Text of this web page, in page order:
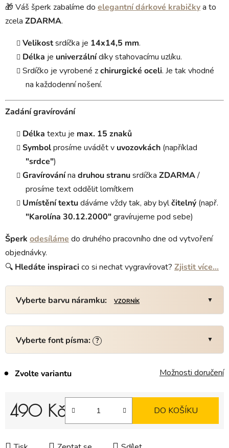
🎁 Váš šperk zabalíme do elegantní dárkové krabičkya to
zcela ZDARMA.
Velikostsrdíčka je 14x14,5 mm.
Délka je univerzálnídíky stahovacímu uzlíku.
Srdíčko je vyrobené zchirurgické oceli. Je tak vhodné
na každodenní nošení.
Zadání gravírování
Délka textu je max. 15 znaků
Symbolprosíme uvádět v uvozovkách (například
"srdce")
Gravírovánína druhou stranusrdíčka ZDARMA/
prosíme text oddělit lomítkem
Umístění textudáváme vždy tak, aby bylčitelný (např.
"Karolína 30.12.2000"gravírujeme pod sebe)
Šperk odesíláme do druhého pracovního dne od vytvoření
objednávky.
🔍 Hledáte inspiracico si nechat vygravírovat? Zjistit více…
Vyberte barvu náramku: VZORNÍK
Vyberte font písma: ?
Zvolte variantu Možnosti doručení
490 Kč DO KOŠÍKU